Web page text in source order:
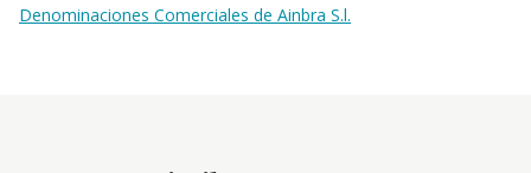
Denominaciones Comerciales de Ainbra S.l.